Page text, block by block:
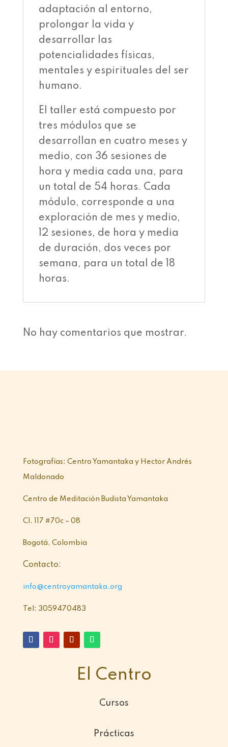
adaptación al entorno,
prolongar la vida y
desarrollar las
potencialidades físicas,
mentales y espirituales del ser
humano.
El taller está compuesto por
tres módulos que se
desarrollan en cuatro meses y
medio, con 36 sesiones de
hora y media cada una, para
un total de 54 horas. Cada
módulo, corresponde a una
exploración de mes y medio,
12 sesiones, de hora y media
de duración, dos veces por
semana, para un total de 18
horas.
No hay comentarios que mostrar.
Fotografías: Centro Yamantaka y Hector Andrés
Maldonado
Centro de Meditación Budista Yamantaka
Cl. 117 #70c – 08
Bogotá, Colombia
Contacto:
info@centroyamantaka.org
Tel: 3059470483
El Centro
Cursos
Prácticas